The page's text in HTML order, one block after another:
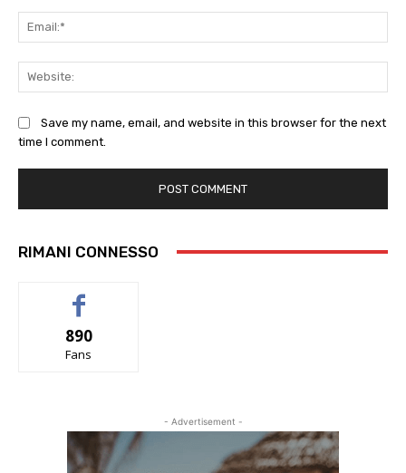
Save my name, email, and website in this browser for the next
time I comment.
RIMANI CONNESSO
890
Fans
- Advertisement -